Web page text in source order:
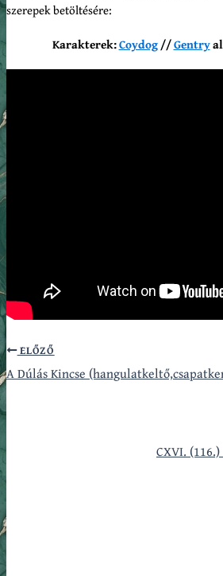
szerepek betöltésére:
Karakterek:Coydog//Gentry
ELŐZŐ
A Dúlás Kincse
CXVI.